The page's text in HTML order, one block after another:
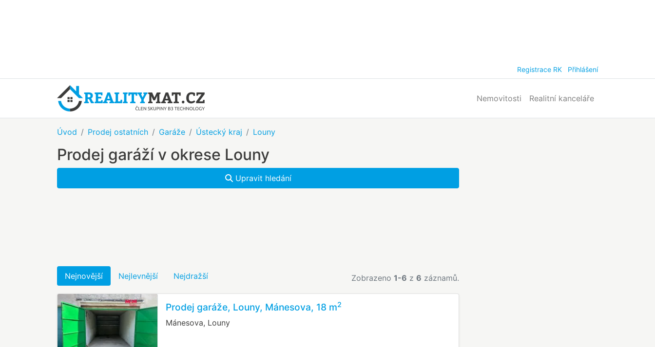
Registrace RK Přihlášení
Nemovitosti Realitní kanceláře
Úvod Prodej ostatních Garáže Ústecký kraj Louny
Prodej garáží v okrese Louny
Upravit hledání
Nejnovější Nejlevnější Nejdražší Zobrazeno 1-6 z 6 záznamů.
Prodej garáže, Louny, Mánesova, 18 m2
Mánesova, Louny